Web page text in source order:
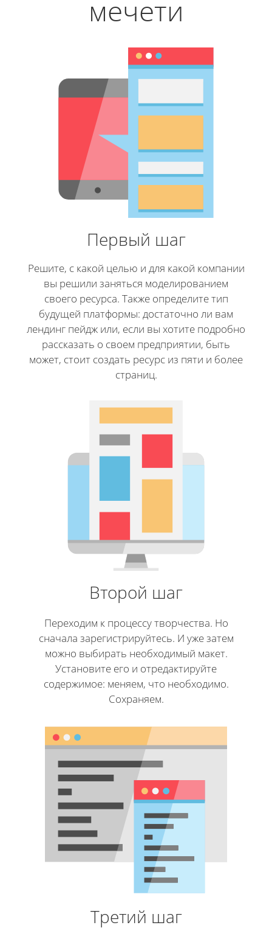
мечети
Первый шаг
Решите, с какой целью и для какой компании
вы решили заняться моделированием
своего ресурса. Также определите тип
будущей платформы: достаточно ли вам
лендинг пейдж или, если вы хотите подробно
рассказать о своем предприятии, быть
может, стоит создать ресурс из пяти и более
страниц.
Второй шаг
Переходим к процессу творчества. Но
сначала зарегистрируйтесь. И уже затем
можно выбирать необходимый макет.
Установите его и отредактируйте
содержимое: меняем, что необходимо.
Сохраняем.
Третий шаг